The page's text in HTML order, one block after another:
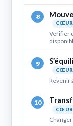
8
CŒUR
Vérifier
9
CŒUR
Revenir
10
CŒUR